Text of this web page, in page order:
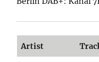
Artist